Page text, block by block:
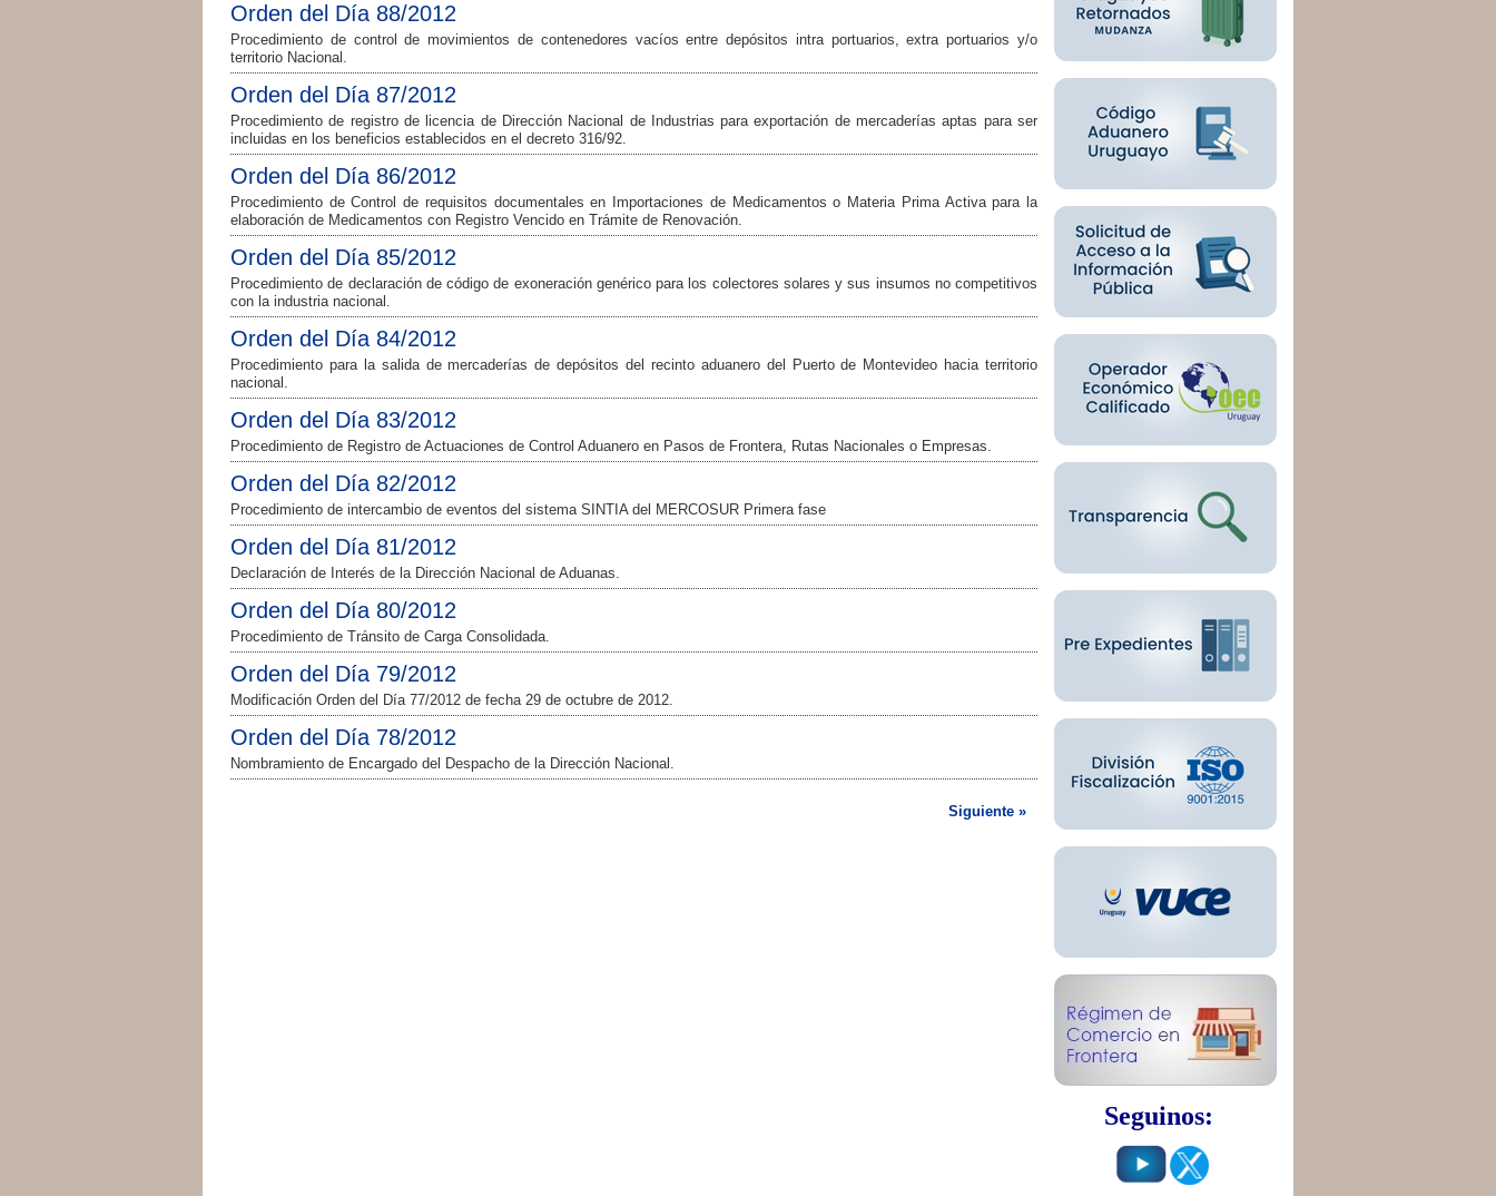
Orden del Día 88/2012
Procedimiento de control de movimientos de contenedores vacíos entre depósitos intra portuarios, extra portuarios y/o
territorio Nacional.
Orden del Día 87/2012
Procedimiento de registro de licencia de Dirección Nacional de Industrias para exportación de mercaderías aptas para ser
incluidas en los beneficios establecidos en el decreto 316/92.
Orden del Día 86/2012
Procedimiento de Control de requisitos documentales en Importaciones de Medicamentos o Materia Prima Activa para la
elaboración de Medicamentos con Registro Vencido en Trámite de Renovación.
Orden del Día 85/2012
Procedimiento de declaración de código de exoneración genérico para los colectores solares y sus insumos no competitivos
con la industria nacional.
Orden del Día 84/2012
Procedimiento para la salida de mercaderías de depósitos del recinto aduanero del Puerto de Montevideo hacia territorio
nacional.
Orden del Día 83/2012
Procedimiento de Registro de Actuaciones de Control Aduanero en Pasos de Frontera, Rutas Nacionales o Empresas.
Orden del Día 82/2012
Procedimiento de intercambio de eventos del sistema SINTIA del MERCOSUR Primera fase
Orden del Día 81/2012
Declaración de Interés de la Dirección Nacional de Aduanas.
Orden del Día 80/2012
Procedimiento de Tránsito de Carga Consolidada.
Orden del Día 79/2012
Modificación Orden del Día 77/2012 de fecha 29 de octubre de 2012.
Orden del Día 78/2012
Nombramiento de Encargado del Despacho de la Dirección Nacional.
Siguiente »
Seguinos: